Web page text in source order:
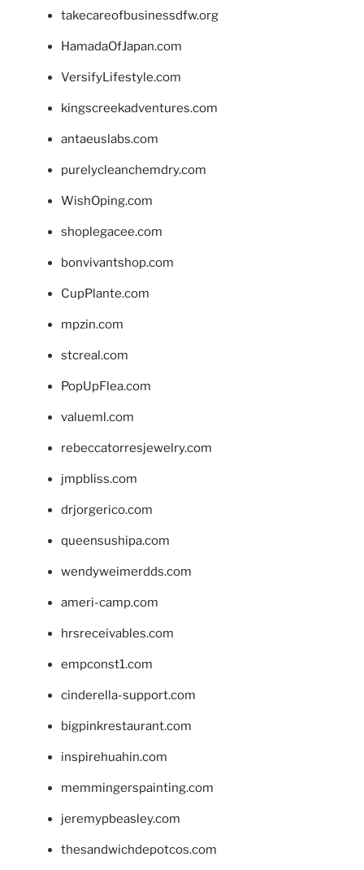
takecareofbusinessdfw.org
HamadaOfJapan.com
VersifyLifestyle.com
kingscreekadventures.com
antaeuslabs.com
purelycleanchemdry.com
WishOping.com
shoplegacee.com
bonvivantshop.com
CupPlante.com
mpzin.com
stcreal.com
PopUpFlea.com
valueml.com
rebeccatorresjewelry.com
jmpbliss.com
drjorgerico.com
queensushipa.com
wendyweimerdds.com
ameri-camp.com
hrsreceivables.com
empconst1.com
cinderella-support.com
bigpinkrestaurant.com
inspirehuahin.com
memmingerspainting.com
jeremypbeasley.com
thesandwichdepotcos.com